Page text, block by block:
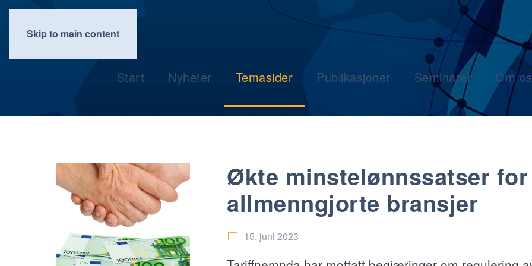
Skip to main content
Start Nyheter Temasider Publikasjoner Seminarer Om
Økte minstelønnssatser for
allmenngjorte bransjer
15. juni 2023